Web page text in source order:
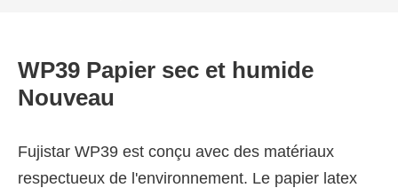
WP39 Papier sec et humide
Nouveau
Fujistar WP39 est conçu avec des matériaux
respectueux de l'environnement. Le papier latex